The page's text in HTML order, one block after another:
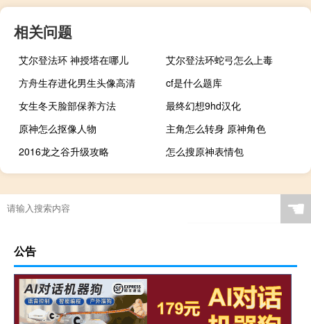
相关问题
艾尔登法环 神授塔在哪儿
艾尔登法环蛇弓怎么上毒
方舟生存进化男生头像高清
cf是什么题库
女生冬天脸部保养方法
最终幻想9hd汉化
原神怎么抠像人物
主角怎么转身 原神角色
2016龙之谷升级攻略
怎么搜原神表情包
☚
公告